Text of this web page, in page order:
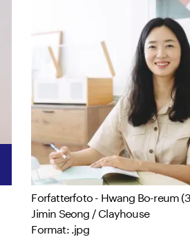
Forfatterfoto - Hwang Bo-reum
Jimin Seong / Clayhouse
Format: .jpg